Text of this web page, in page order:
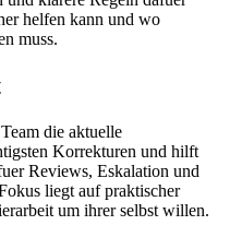
helfen kann und wo
muss.
die aktuelle
Korrekturen und hilft
Reviews, Eskalation und
liegt auf praktischer
um ihrer selbst willen.